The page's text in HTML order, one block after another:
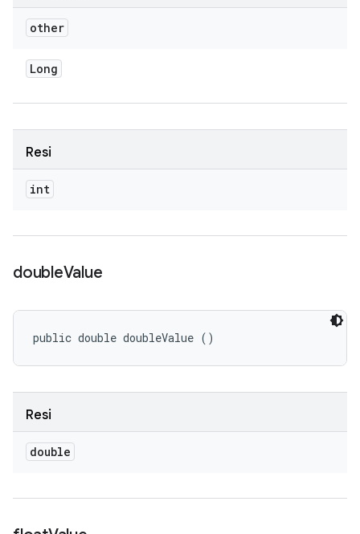
other
Long
Resi
int
doubleValue
public double doubleValue ()
Resi
double